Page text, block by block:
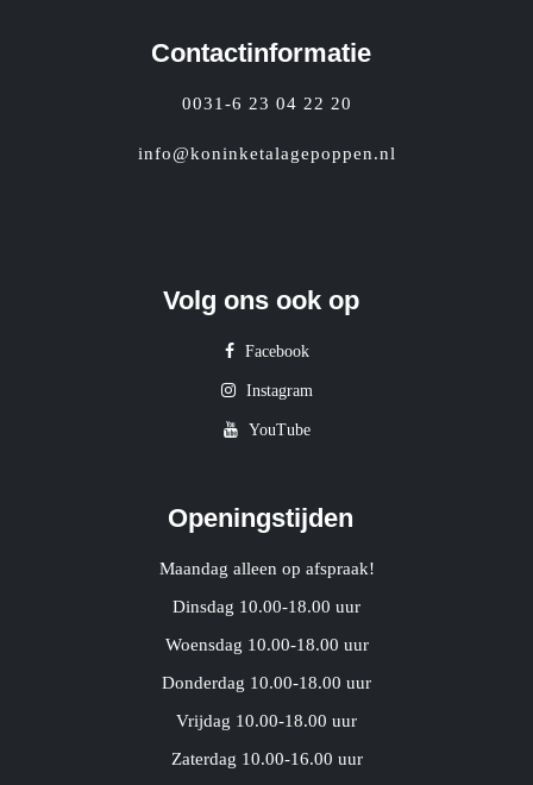
Contactinformatie
0031-6 23 04 22 20
info@koninketalagepoppen.nl
Volg ons ook op
Facebook
Instagram
YouTube
Openingstijden
Maandag alleen op afspraak!
Dinsdag 10.00-18.00 uur
Woensdag 10.00-18.00 uur
Donderdag 10.00-18.00 uur
Vrijdag 10.00-18.00 uur
Zaterdag 10.00-16.00 uur